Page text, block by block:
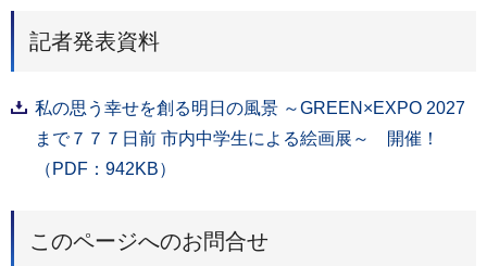
記者発表資料
私の思う幸せを創る明日の風景 ～GREEN×EXPO 2027
まで７７７日前 市内中学生による絵画展～ 開催！
（PDF：942KB）
このページへのお問合せ